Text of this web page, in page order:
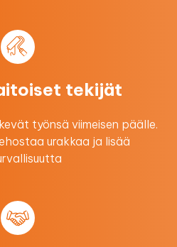
tekijät
työnsä viimeisen päälle.
urakkaa ​ja lisää